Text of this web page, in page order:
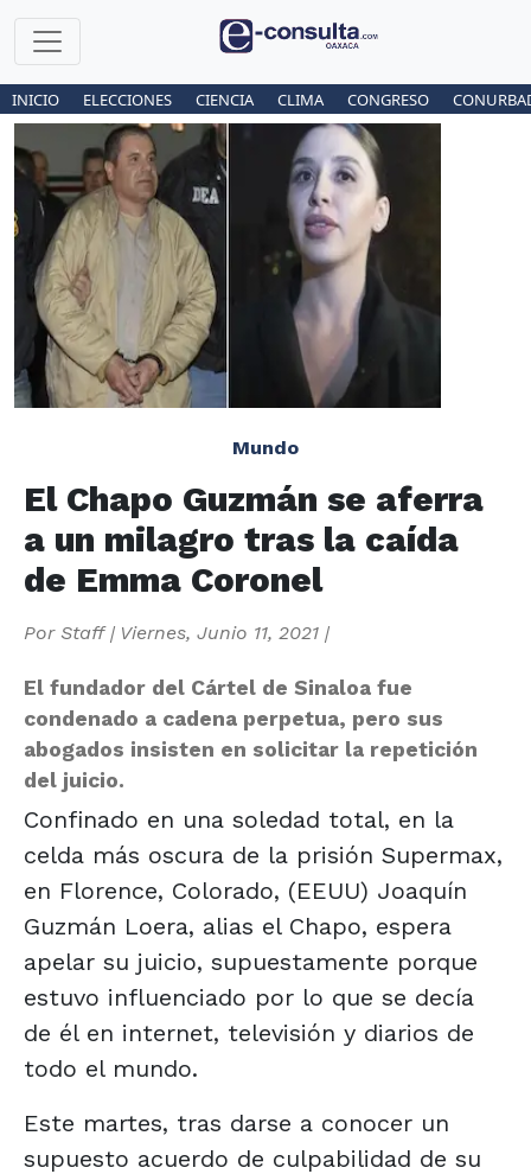
INICIO ELECCIONES CIENCIA CLIMA CONGRESO
Mundo
El Chapo Guzmán se aferra
a un milagro tras la caída
de Emma Coronel
Por Staff| Viernes, Junio 11, 2021 |
El fundador del Cártel de Sinaloa fue
condenado a cadena perpetua, pero sus
abogados insisten en solicitar la repetición
del juicio.
Confinado en una soledad total, en la
celda más oscura de la prisión Supermax,
en Florence, Colorado, (EEUU) Joaquín
Guzmán Loera, alias el Chapo, espera
apelar su juicio, supuestamente porque
estuvo influenciado por lo que se decía
de él en internet, televisión y diarios de
todo el mundo.
Este martes, tras darse a conocer un
supuesto acuerdo de culpabilidad de su